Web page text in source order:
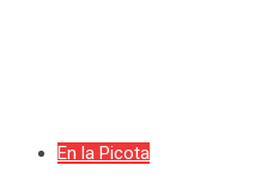
En la Picota